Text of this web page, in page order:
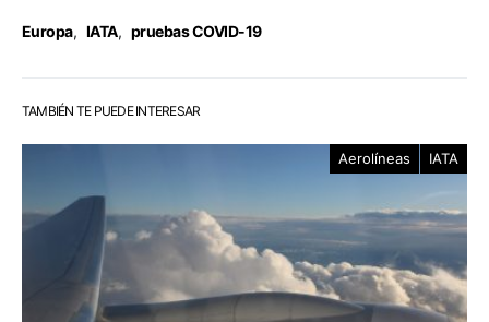
Europa, IATA, pruebas COVID-19
TAMBIÉN TE PUEDE INTERESAR
Aerolíneas IATA